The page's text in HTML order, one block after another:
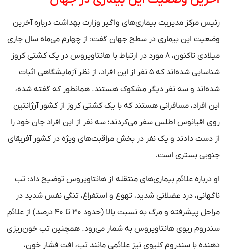
رئیس مرکز مدیریت بیماری‌های واگیر وزارت بهداشت درباره آخرین
وضعیت این بیماری در سطح جهان گفت: از چهارم می‌ماه سال جاری
میلادی تاکنون، ۸ مورد در ارتباط با هانتاویروس در یک کشتی کروز
شناسایی شده‌اند که ۵ نفر از این افراد، از نظر آزمایشگاهی اثبات
شده‌اند و سه نفر دیگر مشکوک هستند. همانطور که گفته شده،
این افراد، مسافرانی هستند که با یک کشتی کروز از کشور آرژانتین
روی اقیانوس اطلس سفر می‌کردند؛ سه نفر از این افراد جان خود را
از دست دادند و یک نفر در بخش مراقبت‌های ویژه در کشور آفریقای
جنوبی بستری است.
او درباره علائم بیماری‌های منتقله از هانتاویروس توضیح داد: تب
ناگهانی، درد عضلانی شدید، تهوع و استفراغ، تنگی نفس شدید در
مراحل پیشرفته و مرگ به نسبت بالا (حدود ۳۰ تا ۴۰ درصد) از علائم
سندروم ریوی هانتاویروس به شمار می‌رود. همچنین تب خون‌ریزی
دهنده با سندروم کلیوی نیز علائمی مانند تب، افت فشار خون،